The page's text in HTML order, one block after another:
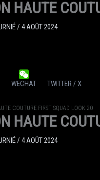
HAUTE
/ 4 AOÛT 2024
WECHAT TWITTER / X
COUTURE FIRST SQUAD LOOK 20
HAUTE
/ 4 AOÛT 2024